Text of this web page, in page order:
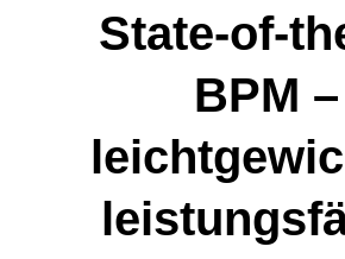
State-of-
BPM –